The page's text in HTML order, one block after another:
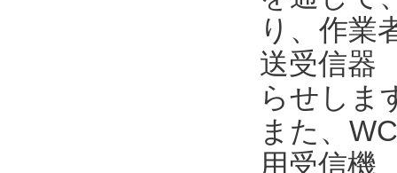
り、作業
送受信器
らせしま
また、
用受信機